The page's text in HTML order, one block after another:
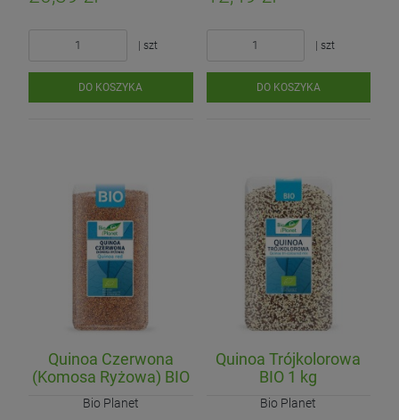
| szt
DO KOSZYKA
| szt
DO KOSZYKA
Quinoa Czerwona
(Komosa Ryżowa) BIO
500 g
Bio Planet
Quinoa Trójkolorowa
BIO 1 kg
Bio Planet